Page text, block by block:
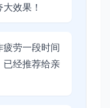
效果！
劳一段时间
已经推荐给亲